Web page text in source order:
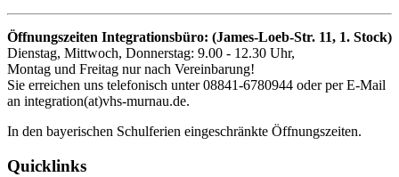
Öffnungszeiten Integrationsbüro: (James-Loeb-Str. 11, 1. Stock)
Dienstag, Mittwoch, Donnerstag: 9.00 - 12.30 Uhr,
Montag und Freitag nur nach Vereinbarung!
Sie erreichen uns telefonisch unter 08841-6780944 oder per E-Mail
an integration(at)vhs-murnau.de.
In den bayerischen Schulferien eingeschränkte Öffnungszeiten.
Quicklinks